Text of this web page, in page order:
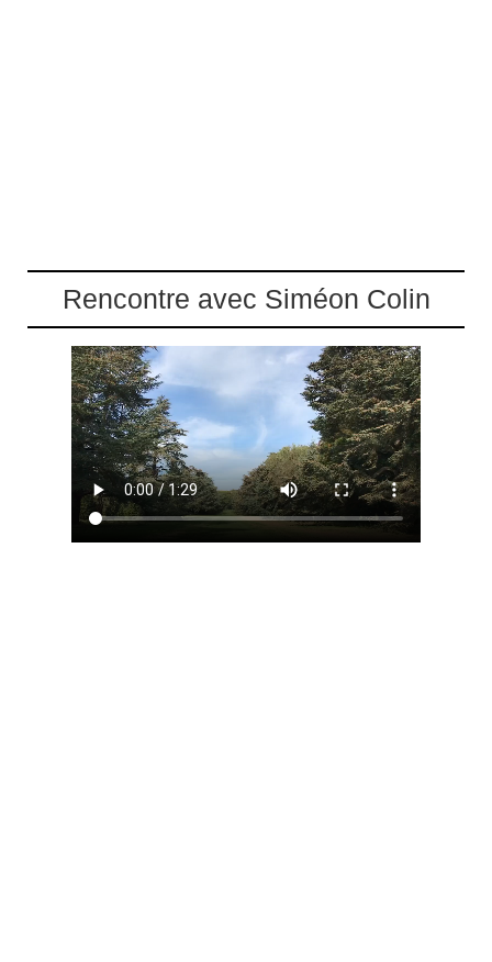
Rencontre avec Siméon Colin